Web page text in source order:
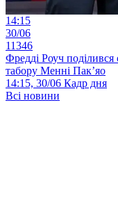
14:15
30/06
11346
Фредді Роуч
табору Менні Пак’яо
14:15, 30/06 Кадр дня
Всі новини